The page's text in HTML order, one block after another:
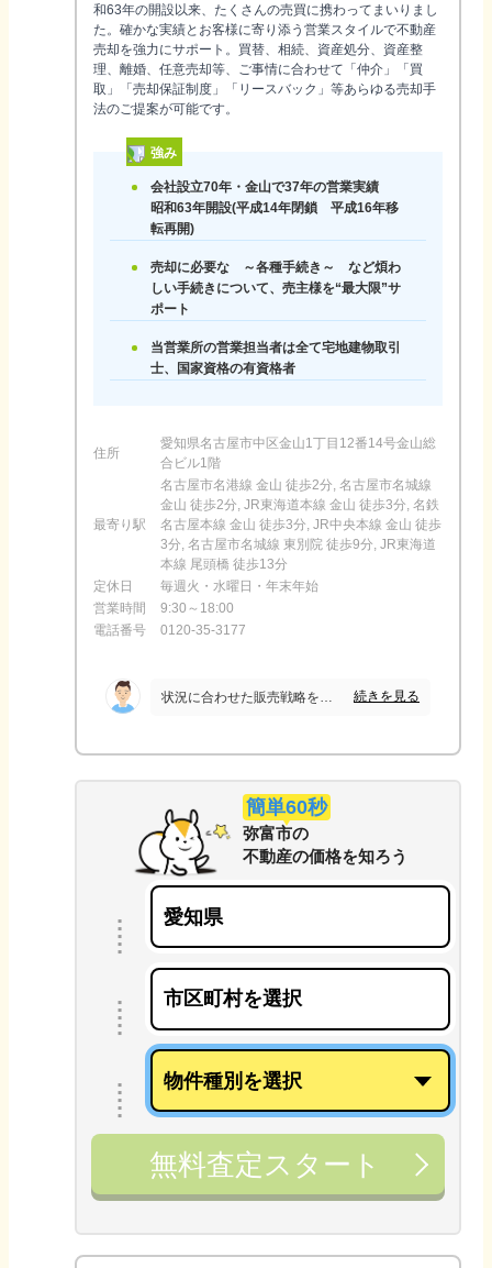
和63年の開設以来、たくさんの売買に携わってまいりまし
た。確かな実績とお客様に寄り添う営業スタイルで不動産
売却を強力にサポート。買替、相続、資産処分、資産整
理、離婚、任意売却等、ご事情に合わせて「仲介」「買
取」「売却保証制度」「リースバック」等あらゆる売却手
法のご提案が可能です。
強み
会社設立70年・金山で37年の営業実績
昭和63年開設(平成14年閉鎖 平成16年移
転再開)
売却に必要な ～各種手続き～ など煩わ
しい手続きについて、売主様を“最大限”サ
ポート
当営業所の営業担当者は全て宅地建物取引
士、国家資格の有資格者
住所
愛知県名古屋市中区金山1丁目12番14号金山総
合ビル1階
最寄り駅
名古屋市名港線 金山 徒歩2分, 名古屋市名城線
金山 徒歩2分, JR東海道本線 金山 徒歩3分, 名鉄
名古屋本線 金山 徒歩3分, JR中央本線 金山 徒歩
3分, 名古屋市名城線 東別院 徒歩9分, JR東海道
本線 尾頭橋 徒歩13分
定休日
毎週火・水曜日・年末年始
営業時間
9:30～18:00
電話番号
0120-35-3177
続きを見る
簡単60秒
弥富市の
不動産の価格を知ろう
無料査定スタート